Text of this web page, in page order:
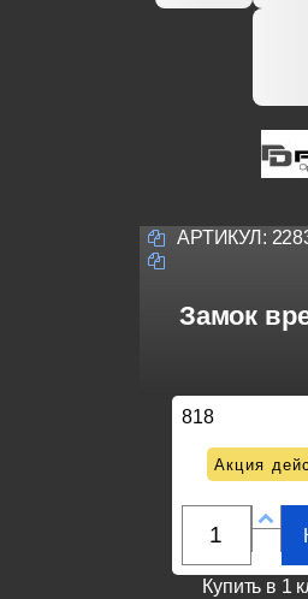
АРТИКУЛ:
Замок
818
Акция
Купить в 1